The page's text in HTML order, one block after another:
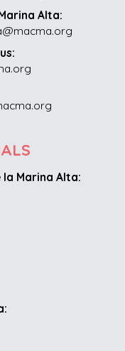
Alta:
Marina Alta: